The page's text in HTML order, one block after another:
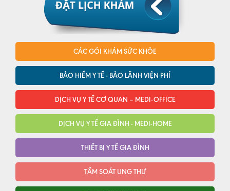
CÁC GÓI KHÁM SỨC KHỎE
BẢO HIỂM Y TẾ - BẢO LÃNH VIỆN PHÍ
DỊCH VỤ Y TẾ CƠ QUAN – MEDI-OFFICE
DỊCH VỤ Y TẾ GIA ĐÌNH - MEDI-HOME
THIẾT BỊ Y TẾ GIA ĐÌNH
TẦM SOÁT UNG THƯ